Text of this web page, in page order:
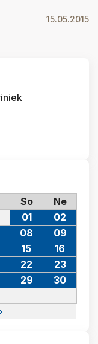
15.05.2015
So Ne
01
02
08
09
15
16
22
23
29
30